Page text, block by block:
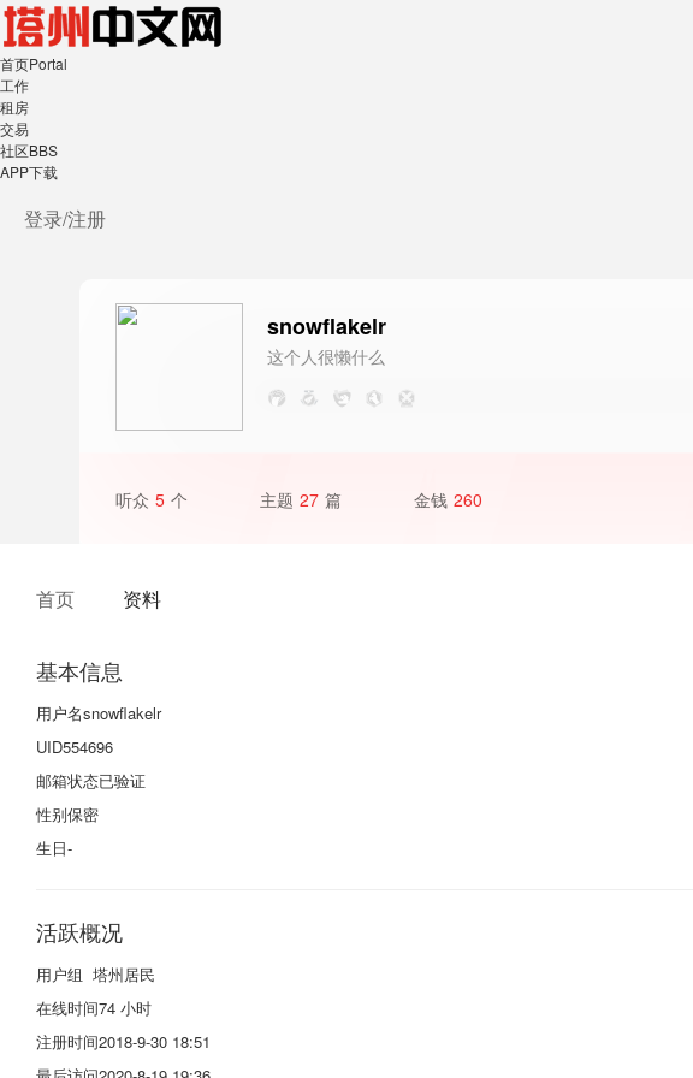
首页Portal
工作
租房
交易
社区BBS
APP下载
登录/注册
snowflakelr
这个人很懒什么
听众 5 个 主题 27 篇 金钱 260
首页 资料
基本信息
用户名snowflakelr
UID554696
邮箱状态已验证
性别保密
生日-
活跃概况
用户组 塔州居民
在线时间74 小时
注册时间2018-9-30 18:51